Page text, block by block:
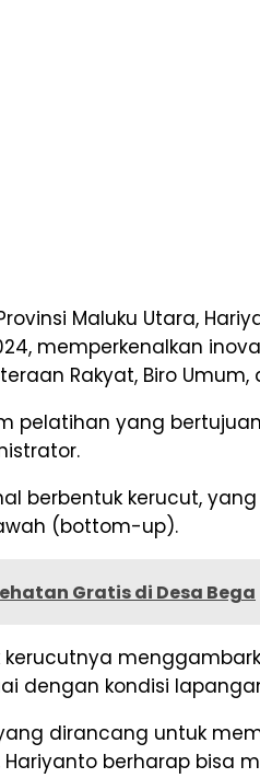
Maluku Utara,
memperkenalkan
Rakyat, Biro
pelatihan yang
berbentuk kerucut,
(bottom-up).
Gratis di Desa Bega
kerucutnya
dengan kondisi
dirancang untuk
berharap bisa